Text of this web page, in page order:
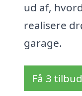
ud af,
realisere
garage.
Få 3